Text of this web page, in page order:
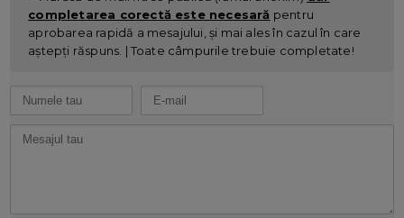
completarea corectă este necesară pentru
aprobarea rapidă a mesajului, și mai ales în cazul în care
aștepți răspuns. | Toate câmpurile trebuie completate!